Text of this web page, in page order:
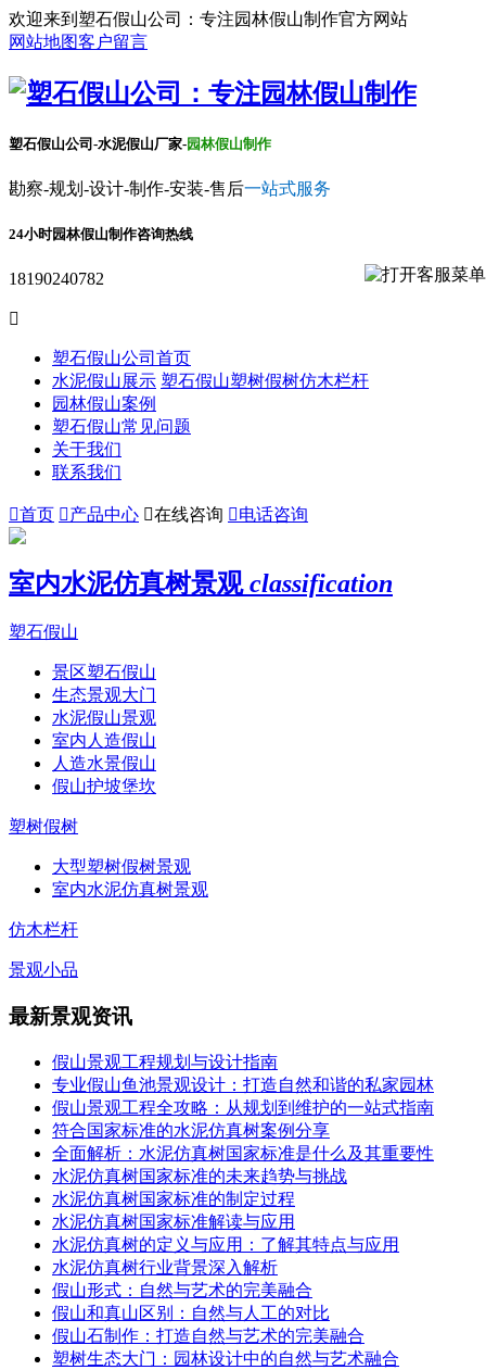
欢迎来到塑石假山公司：专注园林假山制作官方网站
网站地图客户留言
塑石假山公司-水泥假山厂家-园林假山制作
勘察-规划-设计-制作-安装-售后一站式服务
24小时园林假山制作咨询热线
18190240782

塑石假山公司首页
水泥假山展示 塑石假山塑树假树仿木栏杆
园林假山案例
塑石假山常见问题
关于我们
联系我们
首页 产品中心 在线咨询 电话咨询
室内水泥仿真树景观classification
塑石假山
景区塑石假山
生态景观大门
水泥假山景观
室内人造假山
人造水景假山
假山护坡堡坎
塑树假树
大型塑树假树景观
室内水泥仿真树景观
仿木栏杆
景观小品
最新景观资讯
假山景观工程规划与设计指南
专业假山鱼池景观设计：打造自然和谐的私家园林
假山景观工程全攻略：从规划到维护的一站式指南
符合国家标准的水泥仿真树案例分享
全面解析：水泥仿真树国家标准是什么及其重要性
水泥仿真树国家标准的未来趋势与挑战
水泥仿真树国家标准的制定过程
水泥仿真树国家标准解读与应用
水泥仿真树的定义与应用：了解其特点与应用
水泥仿真树行业背景深入解析
假山形式：自然与艺术的完美融合
假山和真山区别：自然与人工的对比
假山石制作：打造自然与艺术的完美融合
塑树生态大门：园林设计中的自然与艺术融合